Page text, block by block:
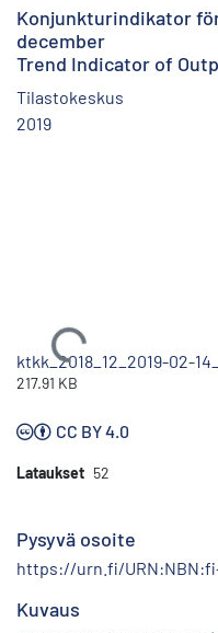
Konjunkturindikator
december
Trend Indicator of
Tilastokeskus
2019
Ladataan...
ktkk_2018_12_2019-02-
217.91 KB
CC BY 4.0
Lataukset 52
Pysyvä osoite
https://urn.fi/
Kuvaus